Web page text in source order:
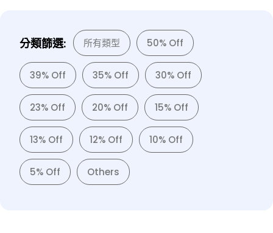
分類篩選: 所有類型 50% Off
39% Off 35% Off 30% Off
23% Off 20% Off 15% Off
13% Off 12% Off 10% Off
5% Off Others